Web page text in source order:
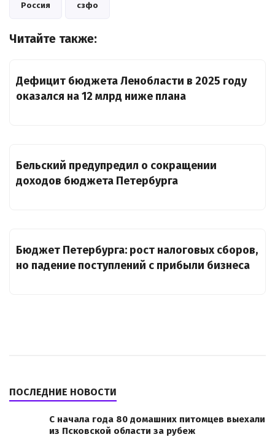
Россия сзфо
Читайте также:
Дефицит бюджета Ленобласти в 2025 году
оказался на 12 млрд ниже плана
Бельский предупредил о сокращении
доходов бюджета Петербурга
Бюджет Петербурга: рост налоговых сборов,
но падение поступлений с прибыли бизнеса
ПОСЛЕДНИЕ НОВОСТИ
С начала года 80 домашних питомцев выехали
из Псковской области за рубеж